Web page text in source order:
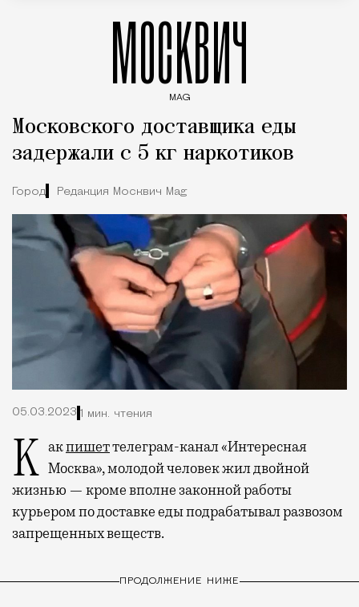
МОСКВИЧ
MAG
Московского доставщика еды
задержали с 5 кг наркотиков
Город Редакция Москвич Mag
05.03.2023 1 мин. чтения
Какпишеттелеграм-канал «Интересная
Москва», молодой человек жил двойной
жизнью — кроме вполне законной работы
курьером по доставке еды подрабатывал развозом
запрещенных веществ.
ПРОДОЛЖЕНИЕ НИЖЕ